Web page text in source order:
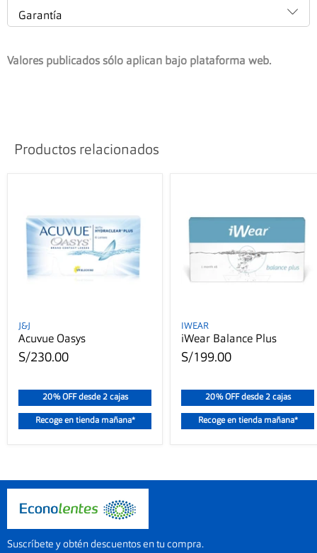
Garantía
Valores publicados sólo aplican bajo plataforma web.
Productos relacionados
J&J
Acuvue Oasys
S/230.00
20% OFF desde 2 cajas
Recoge en tienda mañana*
IWEAR
iWear Balance Plus
S/199.00
20% OFF desde 2 cajas
Recoge en tienda mañana*
Suscríbete y obtén descuentos en tu compra.